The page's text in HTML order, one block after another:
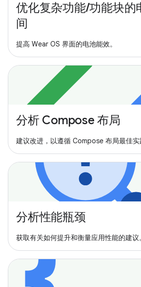
优化复杂功能/功能块的
间
提高 Wear OS 界面的电池能效。
分析 Compose 布局
建议改进，以遵循 Compose 布局最佳实
分析性能瓶颈
获取有关如何提升和衡量应用性能的建议。